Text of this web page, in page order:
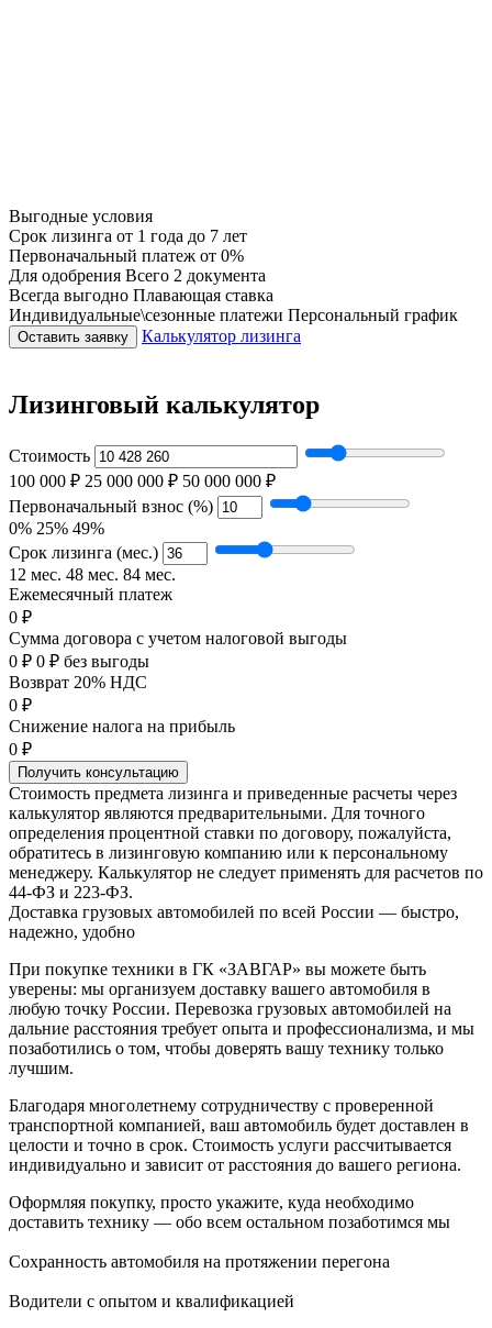
Выгодные условия
Срок лизинга от 1 года до 7 лет
Первоначальный платеж от 0%
Для одобрения Всего 2 документа
Всегда выгодно Плавающая ставка
Индивидуальные\сезонные платежи Персональный график
Оставить заявку Калькулятор лизинга
Лизинговый калькулятор
Стоимость
100 000 ₽ 25 000 000 ₽ 50 000 000 ₽
Первоначальный взнос (%)
0% 25% 49%
Срок лизинга (мес.)
12 мес. 48 мес. 84 мес.
Ежемесячный платеж
0 ₽
Сумма договора с учетом налоговой выгоды
0 ₽ 0 ₽ без выгоды
Возврат 20% НДС
0 ₽
Снижение налога на прибыль
0 ₽
Получить консультацию
Стоимость предмета лизинга и приведенные расчеты через
калькулятор являются предварительными. Для точного
определения процентной ставки по договору, пожалуйста,
обратитесь в лизинговую компанию или к персональному
менеджеру. Калькулятор не следует применять для расчетов по
44-ФЗ и 223-ФЗ.
Доставка грузовых автомобилей по всей России — быстро,
надежно, удобно
При покупке техники в ГК «ЗАВГАР» вы можете быть
уверены: мы организуем доставку вашего автомобиля в
любую точку России. Перевозка грузовых автомобилей на
дальние расстояния требует опыта и профессионализма, и мы
позаботились о том, чтобы доверять вашу технику только
лучшим.
Благодаря многолетнему сотрудничеству с проверенной
транспортной компанией, ваш автомобиль будет доставлен в
целости и точно в срок. Стоимость услуги рассчитывается
индивидуально и зависит от расстояния до вашего региона.
Оформляя покупку, просто укажите, куда необходимо
доставить технику — обо всем остальном позаботимся мы
Сохранность автомобиля на протяжении перегона
Водители с опытом и квалификацией